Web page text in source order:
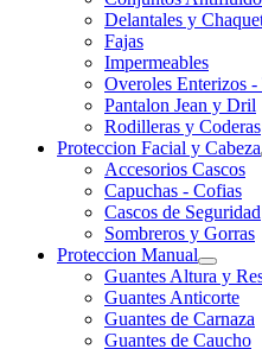
Delantales y
Fajas
Impermeables
Overoles Enterizos
Pantalon Jean y Dril
Rodilleras y Coderas
Proteccion Facial y Cabeza
Accesorios Cascos
Capuchas - Cofias
Cascos de Seguridad
Sombreros y Gorras
Proteccion Manual
Guantes Altura y
Guantes Anticorte
Guantes de Carnaza
Guantes de Caucho